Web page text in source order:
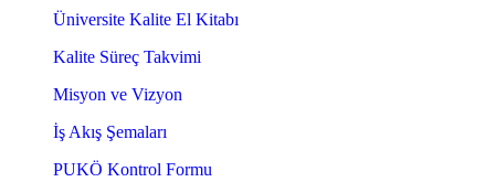
Üniversite Kalite El Kitabı
Kalite Süreç Takvimi
Misyon ve Vizyon
İş Akış Şemaları
PUKÖ Kontrol Formu